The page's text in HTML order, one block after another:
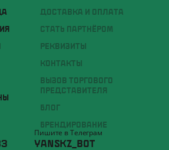
ДОСТАВКА И ОПЛАТА
СТАТЬ ПАРТНЁРОМ
РЕКВИЗИТЫ
КОНТАКТЫ
ВЫЗОВ ТОРГОВОГО
ПРЕДСТАВИТЕЛЯ
БЛОГ
БРЕНДИРОВАНИЕ
Пишите в Телеграм
YANSKZ_BOT